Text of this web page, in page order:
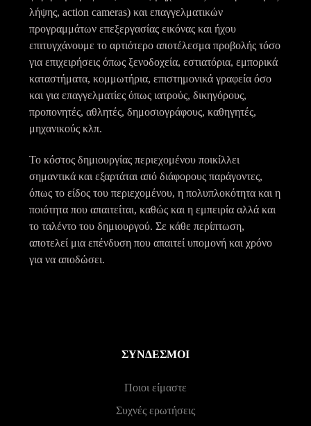
λήψης, action cameras) και επαγγελματικών
προγραμμάτων επεξεργασίας εικόνας και ήχου
επιτυγχάνουμε το αρτιότερο αποτέλεσμα προβολής τόσο
για επιχειρήσεις όπως ξενοδοχεία, εστιατόρια, εμπορικά
καταστήματα, κομμωτήρια, επιστημονικά γραφεία όσο
και για επαγγελματίες όπως ιατρούς, δικηγόρους,
προπονητές, αθλητές, δημοσιογράφους, καθηγητές,
μηχανικούς κλπ.
Το κόστος δημιουργίας περιεχομένου ποικίλλει
σημαντικά και εξαρτάται από διάφορους παράγοντες,
όπως το είδος του περιεχομένου, η πολυπλοκότητα και η
ποιότητα που απαιτείται, καθώς και η εμπειρία αλλά και
το ταλέντο του δημιουργού. Σε κάθε περίπτωση,
αποτελεί μια επένδυση που απαιτεί υπομονή και χρόνο
για να αποδώσει.
ΣΎΝΔΕΣΜΟΙ
Ποιοι είμαστε
Συχνές ερωτήσεις